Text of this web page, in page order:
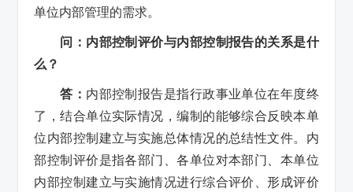
单位内部管理的需求。
问：内部控制评价与内部控制报告的关系是什
么？
答： 内部控制报告是指行政事业单位在年度终
了，结合单位实际情况，编制的能够综合反映本单
位内部控制建立与实施总体情况的总结性文件。内
部控制评价是指各部门、各单位对本部门、本单位
内部控制建立与实施情况进行综合评价、形成评价